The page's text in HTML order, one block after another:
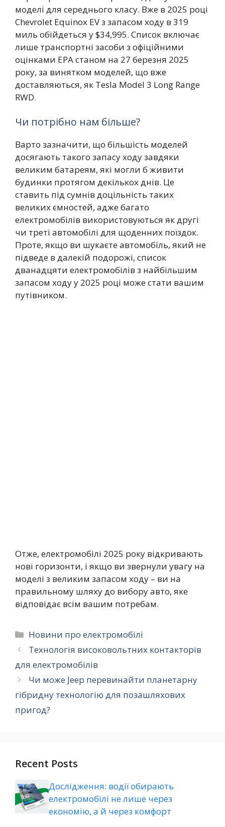
моделі для середнього класу. Вже в 2025 році
Chevrolet Equinox EV з запасом ходу в 319
миль обійдеться у $34,995. Список включає
лише транспортні засоби з офіційними
оцінками EPA станом на 27 березня 2025
року, за винятком моделей, що вже
доставляються, як Tesla Model 3 Long Range
RWD.
Чи потрібно нам більше?
Варто зазначити, що більшість моделей
досягають такого запасу ходу завдяки
великим батареям, які могли б живити
будинки протягом декількох днів. Це
ставить під сумнів доцільність таких
великих ємностей, адже багато
електромобілів використовуються як другі
чи треті автомобілі для щоденних поїздок.
Проте, якщо ви шукаєте автомобіль, який не
підведе в далекій подорожі, список
дванадцяти електромобілів з найбільшим
запасом ходу у 2025 році може стати вашим
путівником.
Отже, електромобілі 2025 року відкривають
нові горизонти, і якщо ви звернули увагу на
моделі з великим запасом ходу – ви на
правильному шляху до вибору авто, яке
відповідає всім вашим потребам.
Категорії
Новини про електромобілі
Технологія високовольтних контакторів
для електромобілів
Чи може Jeep перевинайти планетарну
гібридну технологію для позашляхових
пригод?
Recent Posts
Дослідження: водії обирають
електромобілі не лише через
економію, а й через комфорт